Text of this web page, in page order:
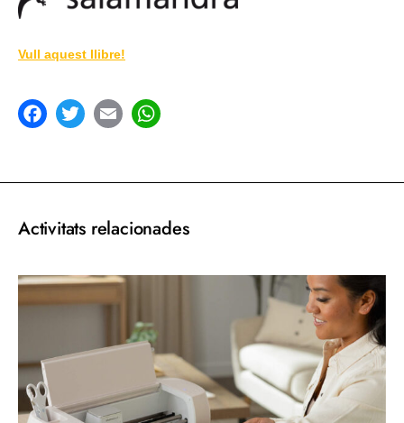
Vull aquest llibre!
Activitats relacionades